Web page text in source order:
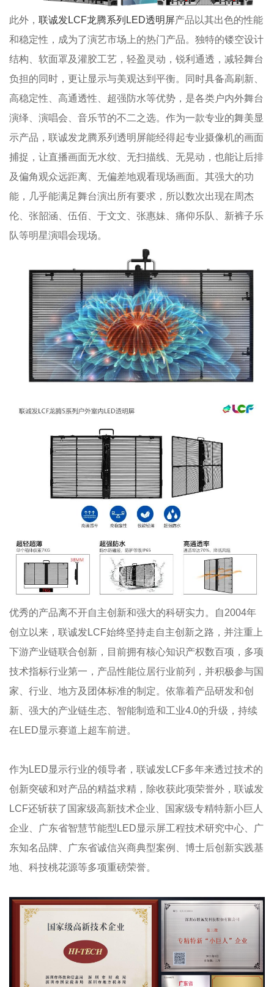
此外， 联诚发LCF龙腾系列LED透明屏产品以其出色的性能
和稳定性，成为了演艺市场上的热门产品。独特的镂空设计
结构、软面罩及灌胶工艺，轻盈灵动，锐利通透，减轻舞台
负担的同时，更让显示与美观达到平衡。同时具备高刷新、
高稳定性、高通透性、超强防水等优势，是各类户内外舞台
演绎、演唱会、音乐节的不二之选。作为一款专业的舞美显
示产品，联诚发龙腾系列透明屏能经得起专业摄像机的画面
捕捉，让直播画面无水纹、无扫描线、无晃动，也能让后排
及偏角观众远距离、无偏差地观看现场画面。其强大的功
能，几乎能满足舞台演出所有要求，所以数次出现在周杰
伦、张韶涵、伍佰、于文文、张惠妹、痛仰乐队、新裤子乐
队等明星演唱会现场。
优秀的产品离不开自主创新和强大的科研实力。自2004年
创立以来，联诚发LCF始终坚持走自主创新之路，并注重上
下游产业链联合创新，目前拥有核心知识产权数百项，多项
技术指标行业第一，产品性能位居行业前列，并积极参与国
家、行业、地方及团体标准的制定。依靠着产品研发和创
新、强大的产业链生态、智能制造和工业4.0的升级，持续
在LED显示赛道上超车前进。
作为LED显示行业的领导者，联诚发LCF多年来透过技术的
创新突破和对产品的精益求精，除收获此项荣誉外，联诚发
LCF还斩获了国家级高新技术企业、国家级专精特新小巨人
企业、广东省智慧节能型LED显示屏工程技术研究中心、广
东知名品牌、广东省诚信兴商典型案例、博士后创新实践基
地、科技桃花源等多项重磅荣誉。